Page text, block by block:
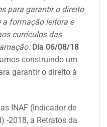
para garantir o direito
a formação leitora e
currículos das
Dia 06/08/18
construindo um
garantir o direito à
INAF (Indicador de
-2018, a Retratos da